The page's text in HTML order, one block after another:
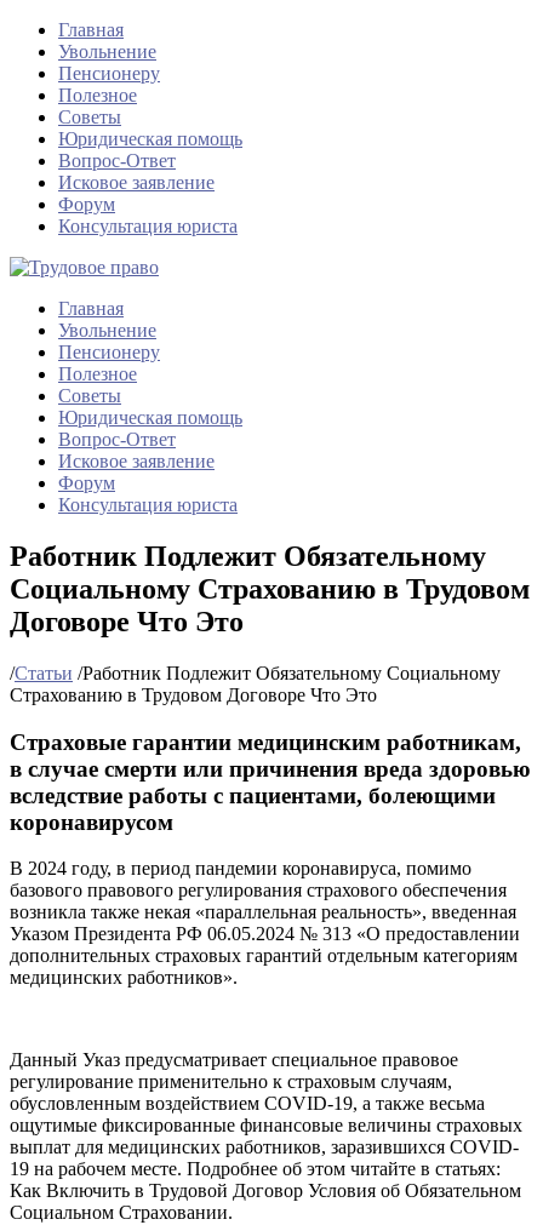
Главная
Увольнение
Пенсионеру
Полезное
Советы
Юридическая помощь
Вопрос-Ответ
Исковое заявление
Форум
Консультация юриста
Главная
Увольнение
Пенсионеру
Полезное
Советы
Юридическая помощь
Вопрос-Ответ
Исковое заявление
Форум
Консультация юриста
Работник Подлежит Обязательному
Социальному Страхованию в Трудовом
Договоре Что Это
/Статьи /Работник Подлежит Обязательному Социальному
Страхованию в Трудовом Договоре Что Это
Страховые гарантии медицинским работникам,
в случае смерти или причинения вреда здоровью
вследствие работы с пациентами, болеющими
коронавирусом
В 2024 году, в период пандемии коронавируса, помимо
базового правового регулирования страхового обеспечения
возникла также некая «параллельная реальность», введенная
Указом Президента РФ 06.05.2024 № 313 «О предоставлении
дополнительных страховых гарантий отдельным категориям
медицинских работников».
Данный Указ предусматривает специальное правовое
регулирование применительно к страховым случаям,
обусловленным воздействием COVID-19, а также весьма
ощутимые фиксированные финансовые величины страховых
выплат для медицинских работников, заразившихся COVID-
19 на рабочем месте. Подробнее об этом читайте в статьях:
Как Включить в Трудовой Договор Условия об Обязательном
Социальном Страховании.